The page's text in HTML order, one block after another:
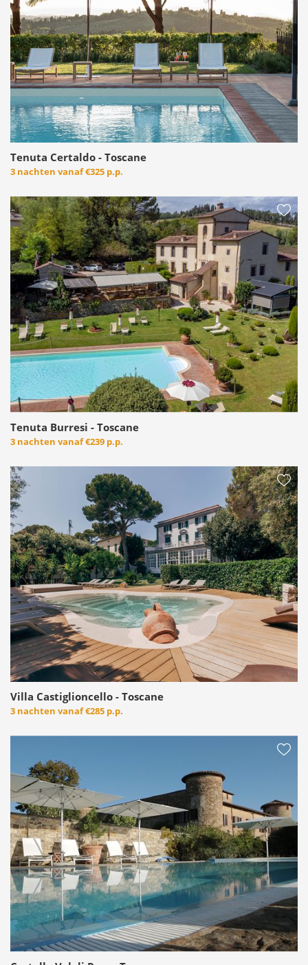
Tenuta Certaldo - Toscane
3 nachten vanaf€325 p.p.
Tenuta Burresi - Toscane
3 nachten vanaf€239 p.p.
Villa Castiglioncello - Toscane
3 nachten vanaf€285 p.p.